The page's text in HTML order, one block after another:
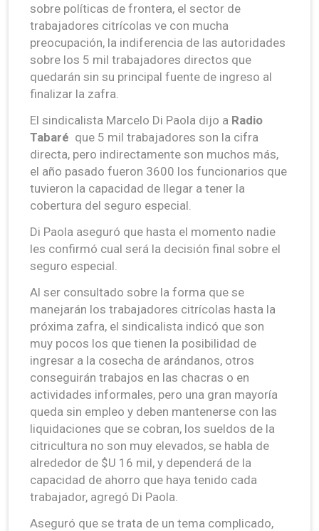
sobre políticas de frontera, el sector de
trabajadores citrícolas ve con mucha
preocupación, la indiferencia de las autoridades
sobre los 5 mil trabajadores directos que
quedarán sin su principal fuente de ingreso al
finalizar la zafra.
El sindicalista Marcelo Di Paola dijo a Radio
Tabaré que 5 mil trabajadores son la cifra
directa, pero indirectamente son muchos más,
el año pasado fueron 3600 los funcionarios que
tuvieron la capacidad de llegar a tener la
cobertura del seguro especial.
Di Paola aseguró que hasta el momento nadie
les confirmó cual será la decisión final sobre el
seguro especial.
Al ser consultado sobre la forma que se
manejarán los trabajadores citrícolas hasta la
próxima zafra, el sindicalista indicó que son
muy pocos los que tienen la posibilidad de
ingresar a la cosecha de arándanos, otros
conseguirán trabajos en las chacras o en
actividades informales, pero una gran mayoría
queda sin empleo y deben mantenerse con las
liquidaciones que se cobran, los sueldos de la
citricultura no son muy elevados, se habla de
alrededor de $U 16 mil, y dependerá de la
capacidad de ahorro que haya tenido cada
trabajador, agregó Di Paola.
Aseguró que se trata de un tema complicado,